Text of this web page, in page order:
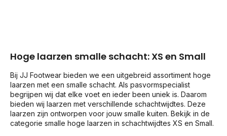
Hoge laarzen smalle schacht: XS en Small
Bij JJ Footwear bieden we een uitgebreid assortiment hoge
laarzen met een smalle schacht. Als pasvormspecialist
begrijpen wij dat elke voet en ieder been uniek is. Daarom
bieden wij laarzen met verschillende schachtwijdtes. Deze
laarzen zijn ontworpen voor jouw smalle kuiten. Bekijk in de
categorie smalle hoge laarzen in schachtwijdtes XS en Small.